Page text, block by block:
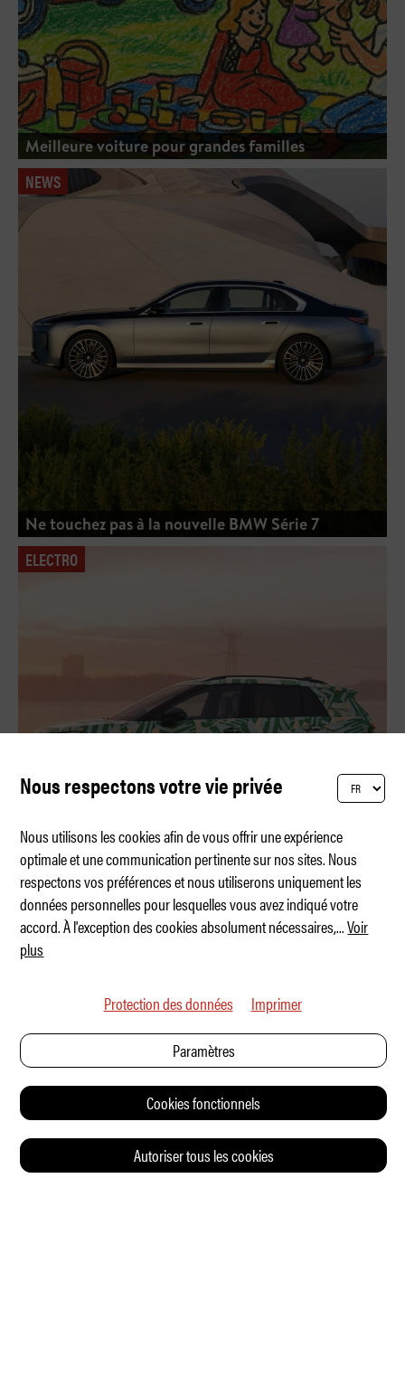
Meilleure voiture pour grandes familles
NEWS
Ne touchez pas à la nouvelle BMW Série 7
ELECTRO
Le véhicule électrique pour tous
Nous respectons votre vie privée
Nous utilisons les cookies afin de vous offrir une expérience
optimale et une communication pertinente sur nos sites. Nous
respectons vos préférences et nous utiliserons uniquement les
données personnelles pour lesquelles vous avez indiqué votre
accord. À l'exception des cookies absolument nécessaires,...Voir
plus
Protection des données Imprimer
Paramètres
Cookies fonctionnels
Autoriser tous les cookies